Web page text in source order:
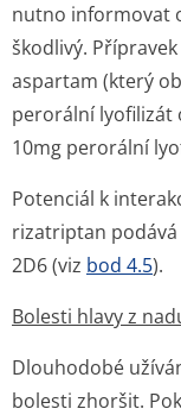
nutno informovat
škodlivý.
aspartam (který
perorální lyofilizát
10mg perorální
Potenciál k
rizatriptan podává
2D6 (viz bod 4.5).
Bolesti hlavy z
Dlouhodobé
bolesti zhoršit.